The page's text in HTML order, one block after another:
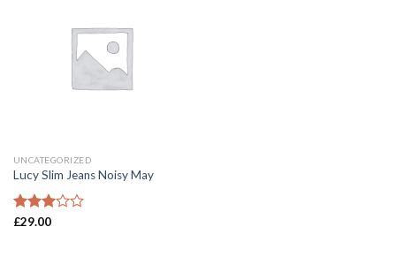
UNCATEGORIZED
Lucy Slim Jeans Noisy May
Βαθμολογήθηκε
£29.00